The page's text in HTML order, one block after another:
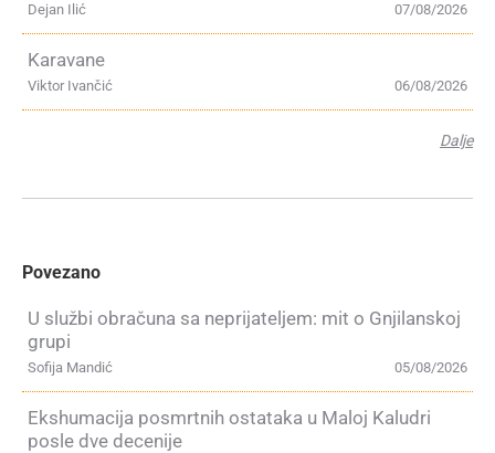
07/08/2026
Dejan Ilić
Karavane
06/08/2026
Viktor Ivančić
Dalje
Povezano
U službi obračuna sa neprijateljem: mit o Gnjilanskoj
grupi
05/08/2026
Sofija Mandić
Ekshumacija posmrtnih ostataka u Maloj Kaludri
posle dve decenije